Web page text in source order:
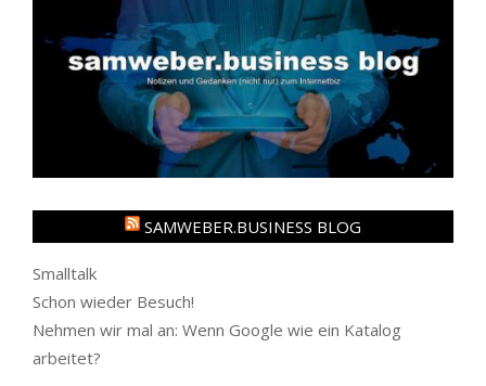
SAMWEBER.BUSINESS BLOG
Smalltalk
Schon wieder Besuch!
Nehmen wir mal an: Wenn Google wie ein Katalog
arbeitet?